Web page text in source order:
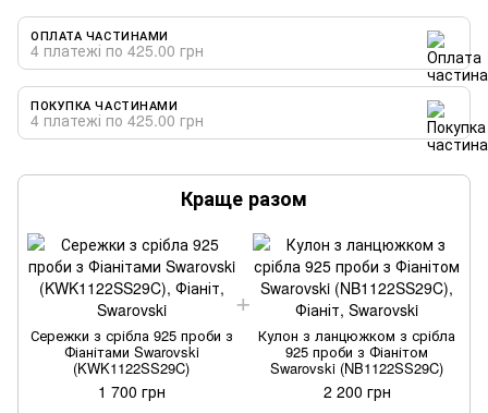
ОПЛАТА ЧАСТИНАМИ
4 платежі по 425.00 грн
ПОКУПКА ЧАСТИНАМИ
4 платежі по 425.00 грн
Краще разом
Сережки з срібла 925 проби з
Фіанітами Swarovski
(KWK1122SS29C)
1 700 грн
Кулон з ланцюжком з срібла
925 проби з Фіанітом
Swarovski (NB1122SS29C)
2 200 грн